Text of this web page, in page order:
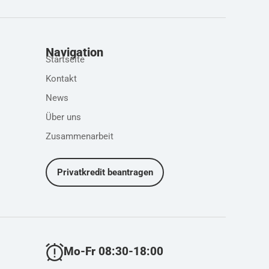
Navigation
Startseite
Kontakt
News
Über uns
Zusammenarbeit
Privatkredit beantragen
Mo-Fr 08:30-18:00